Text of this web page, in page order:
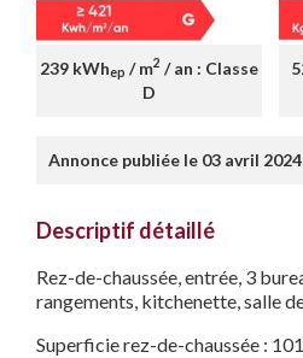
239 kWhep / m2 / an : Classe
D
Annonce publiée le 03 avril 2024
Descriptif détaillé
Rez-de-chaussée, entrée, 3
rangements, kitchenette, salle
Superficie rez-de-chaussée :